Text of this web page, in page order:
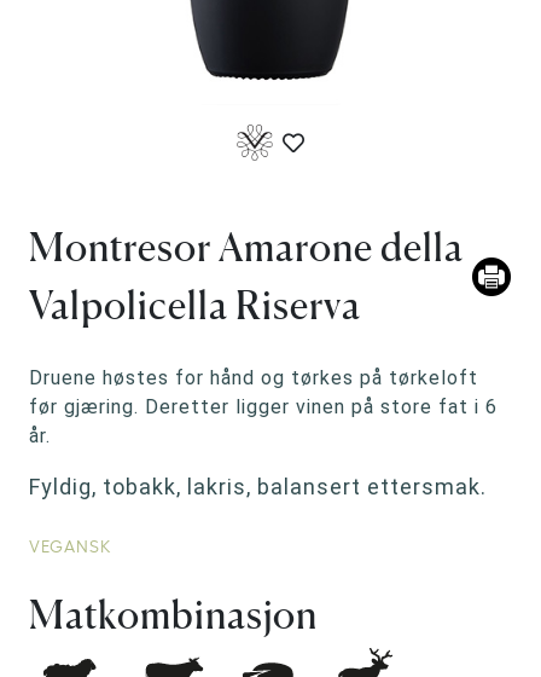
Montresor Amarone della
Valpolicella Riserva
Druene høstes for hånd og tørkes på tørkeloft
før gjæring. Deretter ligger vinen på store fat i 6
år.
Fyldig, tobakk, lakris, balansert ettersmak.
VEGANSK
Matkombinasjon